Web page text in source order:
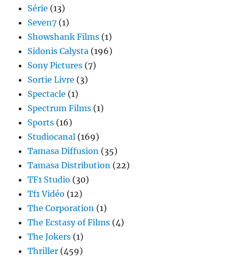
Série (13)
Seven7 (1)
Showshank Films (1)
Sidonis Calysta (196)
Sony Pictures (7)
Sortie Livre (3)
Spectacle (1)
Spectrum Films (1)
Sports (16)
Studiocanal (169)
Tamasa Diffusion (35)
Tamasa Distribution (22)
TF1 Studio (30)
Tf1 Vidéo (12)
The Corporation (1)
The Ecstasy of Films (4)
The Jokers (1)
Thriller (459)